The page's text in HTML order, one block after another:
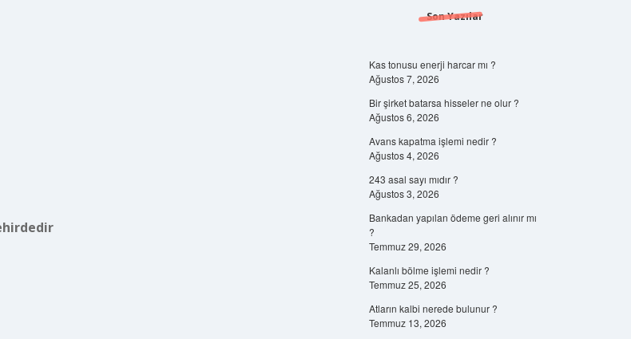
Son Yazılar
Kas tonusu enerji harcar mı ?
Ağustos 7, 2026
Bir şirket batarsa hisseler ne olur ?
Ağustos 6, 2026
Avans kapatma işlemi nedir ?
Ağustos 4, 2026
243 asal sayı mıdır ?
Ağustos 3, 2026
Bankadan yapılan ödeme geri alınır mı
?
Temmuz 29, 2026
Kalanlı bölme işlemi nedir ?
Temmuz 25, 2026
Atların kalbi nerede bulunur ?
Temmuz 13, 2026